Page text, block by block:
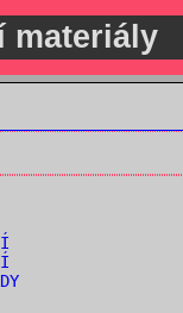
materiály